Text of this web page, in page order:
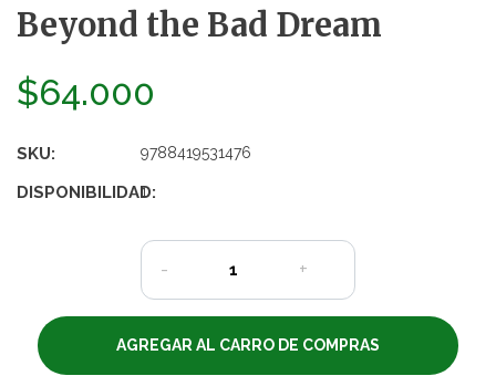
Beyond the Bad Dream
$64.000
SKU: 9788419531476
DISPONIBILIDAD:
1
- +